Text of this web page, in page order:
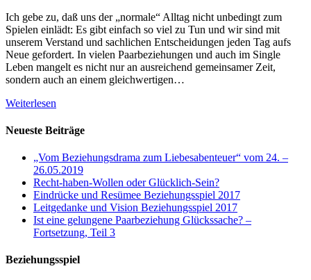
Ich gebe zu, daß uns der „normale“ Alltag nicht unbedingt zum
Spielen einlädt: Es gibt einfach so viel zu Tun und wir sind mit
unserem Verstand und sachlichen Entscheidungen jeden Tag aufs
Neue gefordert. In vielen Paarbeziehungen und auch im Single
Leben mangelt es nicht nur an ausreichend gemeinsamer Zeit,
sondern auch an einem gleichwertigen…
Weiterlesen
Neueste Beiträge
„Vom Beziehungsdrama zum Liebesabenteuer“ vom 24. –
26.05.2019
Recht-haben-Wollen oder Glücklich-Sein?
Eindrücke und Resümee Beziehungsspiel 2017
Leitgedanke und Vision Beziehungsspiel 2017
Ist eine gelungene Paarbeziehung Glückssache? –
Fortsetzung, Teil 3
Beziehungsspiel